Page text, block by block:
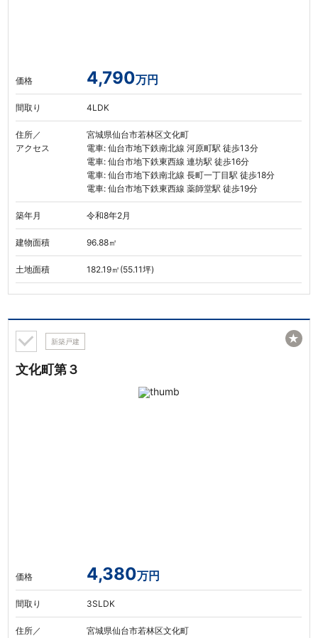
価格 4,790万円
間取り 4LDK
住所／
アクセス
宮城県仙台市若林区文化町
電車: 仙台市地下鉄南北線 河原町駅 徒歩13分
電車: 仙台市地下鉄東西線 連坊駅 徒歩16分
電車: 仙台市地下鉄南北線 長町一丁目駅 徒歩18分
電車: 仙台市地下鉄東西線 薬師堂駅 徒歩19分
築年月 令和8年2月
建物面積 96.88㎡
土地面積 182.19㎡(55.11坪)
新築戸建
文化町第３
価格 4,380万円
間取り 3SLDK
住所／
宮城県仙台市若林区文化町
★